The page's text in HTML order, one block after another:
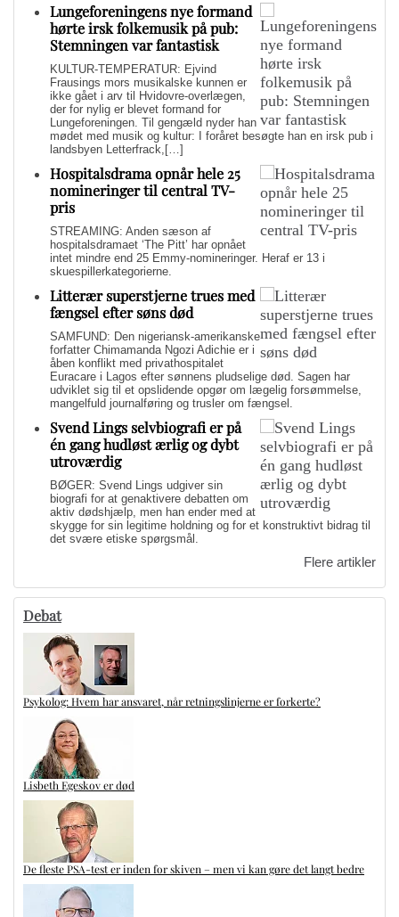
Lungeforeningens nye formand
hørte irsk folkemusik på pub:
Stemningen var fantastisk
KULTUR-TEMPERATUR: Ejvind
Frausings mors musikalske kunnen er
ikke gået i arv til Hvidovre-overlægen,
der for nylig er blevet formand for
Lungeforeningen. Til gengæld nyder han
mødet med musik og kultur: I foråret besøgte han en irsk pub i
landsbyen Letterfrack,[…]
Hospitalsdrama opnår hele 25
nomineringer til central TV-
pris
STREAMING: Anden sæson af
hospitalsdramaet ‘The Pitt’ har opnået
intet mindre end 25 Emmy-nomineringer. Heraf er 13 i
skuespillerkategorierne.
Litterær superstjerne trues med
fængsel efter søns død
SAMFUND: Den nigeriansk-amerikanske
forfatter Chimamanda Ngozi Adichie er i
åben konflikt med privathospitalet
Euracare i Lagos efter sønnens pludselige død. Sagen har
udviklet sig til et opslidende opgør om lægelig forsømmelse,
mangelfuld journalføring og trusler om fængsel.
Svend Lings selvbiografi er på
én gang hudløst ærlig og dybt
utroværdig
BØGER: Svend Lings udgiver sin
biografi for at genaktivere debatten om
aktiv dødshjælp, men han ender med at
skygge for sin legitime holdning og for et konstruktivt bidrag til
det svære etiske spørgsmål.
Flere artikler
Debat
Psykolog: Hvem har ansvaret, når retningslinjerne er forkerte?
Lisbeth Egeskov er død
De fleste PSA-test er inden for skiven – men vi kan gøre det langt bedre